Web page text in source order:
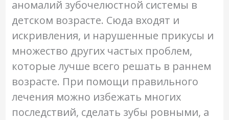
аномалий зубочелюстной системы в
детском возрасте. Сюда входят и
искривления, и нарушенные прикусы и
множество других частых проблем,
которые лучше всего решать в раннем
возрасте. При помощи правильного
лечения можно избежать многих
последствий, сделать зубы ровными, а